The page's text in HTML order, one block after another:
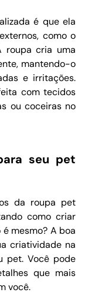
é que ela
como o
roupa cria uma
mantendo-o
e irritações.
com tecidos
ou coceiras no
seu pet
da roupa pet
como criar
mesmo? A boa
criatividade na
pet. Você pode
que mais
você.